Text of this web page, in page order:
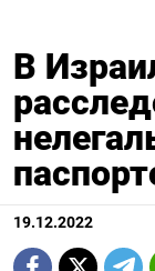
В
19.12.2022